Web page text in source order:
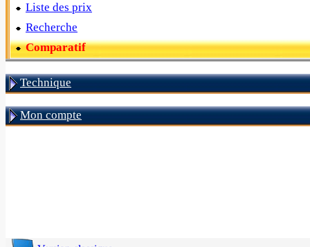
Liste des prix
Recherche
Comparatif
Technique
Mon compte